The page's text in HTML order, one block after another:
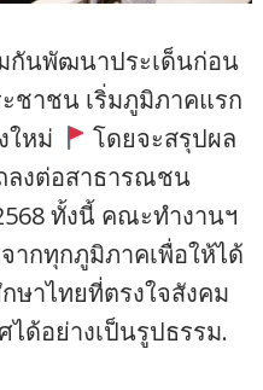
กันพัฒนาประเด็นก่อน
ชาชน เริ่มภูมิภาคแรก
ใหม่
โดยจะสรุปผล
ลงต่อสาธารณชน
ทั้งนี้ คณะทำงานฯ
ากทุกภูมิภาคเพื่อให้ได้
ษาไทยที่ตรงใจสังคม
ด้อย่างเป็นรูปธรรม.